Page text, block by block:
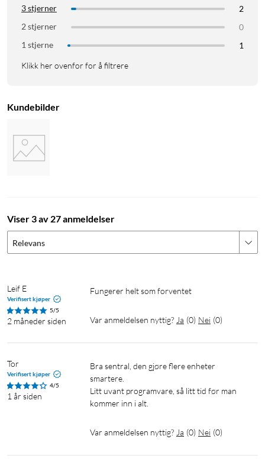
3 stjerner
2
2 stjerner
0
1 stjerne
1
Klikk her ovenfor for å filtrere
Kundebilder
Viser 3 av 27 anmeldelser
Relevans
Leif E
Verifisert kjøper
5/5
2 måneder siden
Fungerer helt som forventet
Var anmeldelsen nyttig? Ja (0) Nei (0)
Tor
Verifisert kjøper
4/5
1 år siden
Bra sentral, den gjøre flere enheter
smartere.
Litt uvant programvare, så litt tid før man
Var anmeldelsen nyttig? Ja (0) Nei (0)